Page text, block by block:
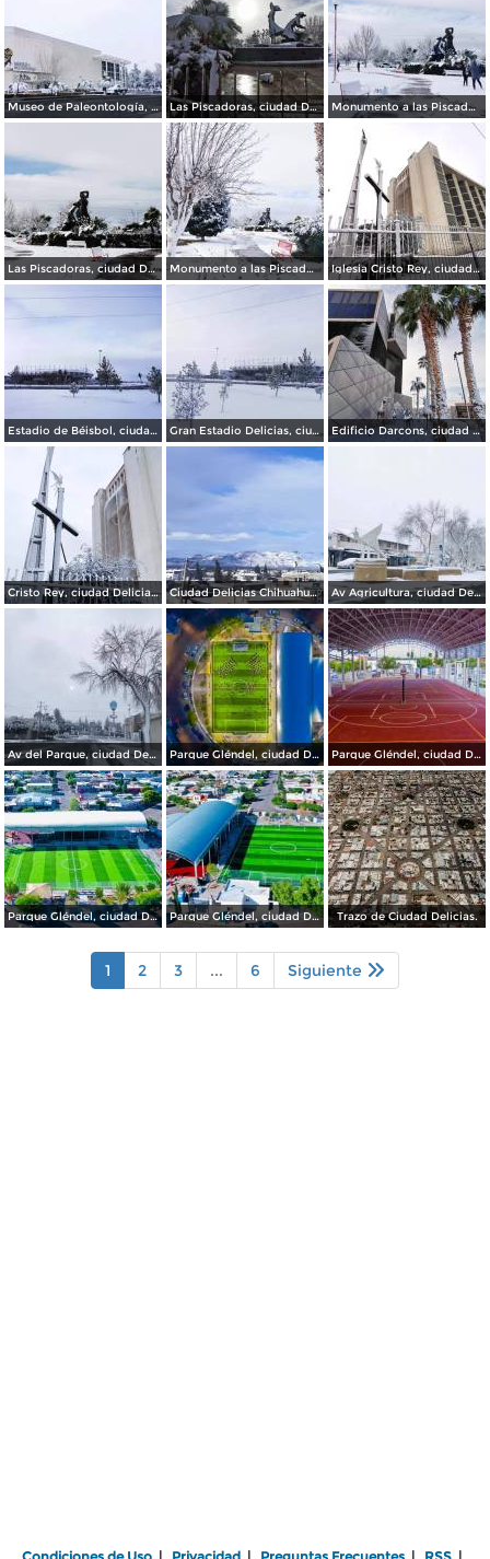
Museo de Paleontología, ciudad Delicias. Las Piscadoras, ciudad Delicias Chihuahua. Monumento a las Piscadoras, ciudad Delicias Chihuahua.
Las Piscadoras, ciudad Delicias. Monumento a las Piscadoras, ciudad Delicias. Iglesia Cristo Rey, ciudad Delicias.
Estadio de Béisbol, ciudad Delicias. Gran Estadio Delicias, ciudad Delicias. Edificio Darcons, ciudad Delicias.
Cristo Rey, ciudad Delicias. Ciudad Delicias Chihuahua en Invierno. Av Agricultura, ciudad Delicias.
Av del Parque, ciudad Delicias. Parque Gléndel, ciudad Delicias. Parque Gléndel, ciudad Delicias Chihuahua.
Parque Gléndel, ciudad Delicias Chihuahua. Parque Gléndel, ciudad Delicias. Trazo de Ciudad Delicias.
1 2 3 ... 6 Siguiente
Condiciones de Uso | Privacidad | Preguntas Frecuentes | RSS |